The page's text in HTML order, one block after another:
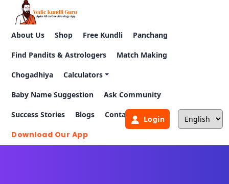
About Us Shop Free Kundli Panchang
Find Pandits & Astrologers Match Making
Chogadhiya Calculators
Baby Name Suggestion Ask Community
Success Stories Blogs Contact Us
Download Our App
Login